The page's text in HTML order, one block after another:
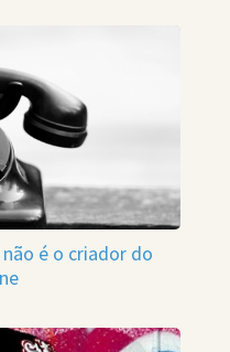
é o criador do